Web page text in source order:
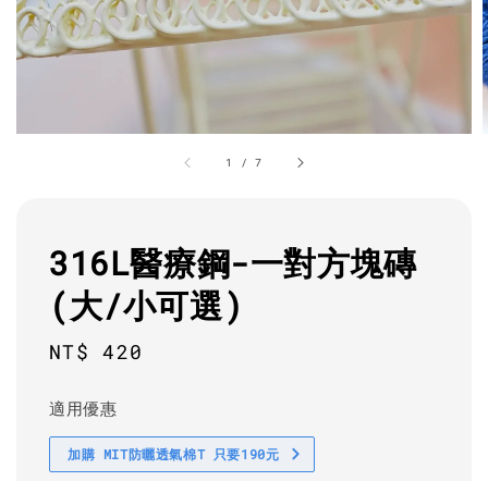
1 /7
316L醫療鋼-一對方塊磚
(大/小可選)
Regular
NT$ 420
適用優惠
加購 MIT防曬透氣棉T 只要190元